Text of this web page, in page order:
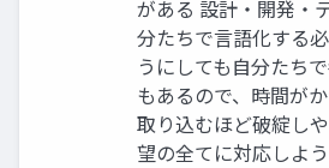
がある 設計・開発・
分たちで言語化する
うにしても自分たち
もあるので、時間が
取り込むほど破綻し
望の全てに対応しよ